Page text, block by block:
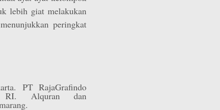
lebih giat melakukan
peringkat
PT RajaGrafindo
RI. Alquran dan